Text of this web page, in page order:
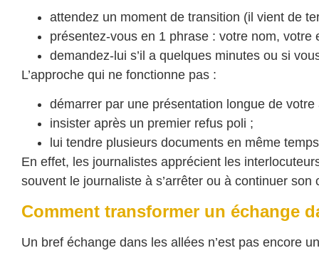
attendez un moment de transition (il vient de
présentez-vous en 1 phrase : votre nom, votre
demandez-lui s’il a quelques minutes ou si
L’approche qui ne fonctionne pas :
démarrer par une présentation longue de votre
insister après un premier refus poli ;
lui tendre plusieurs documents en même
En effet, les journalistes apprécient les
souvent le journaliste à s’arrêter ou à continuer son
Comment transformer un échange
Un bref échange dans les allées n’est pas encore